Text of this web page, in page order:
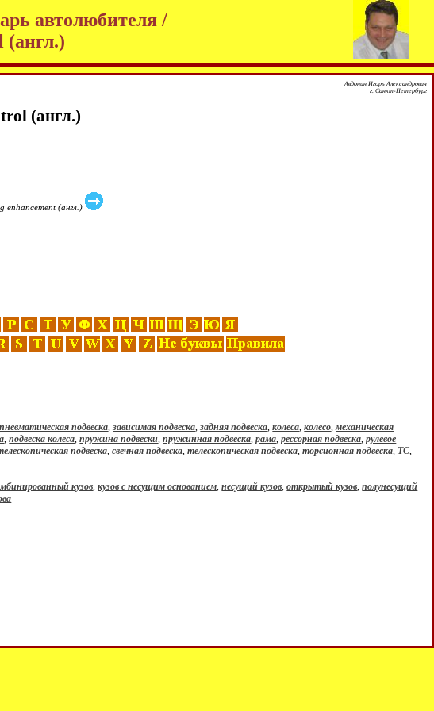
автолюбителя /
(англ.)
Авдонин Игорь Александрович
г. Санкт-Петербург
(англ.)
(англ.)
подвеска,зависимая подвеска,задняя подвеска,колеса,колесо,механическая
,подвеска колеса,пружина подвески,пружинная подвеска,рама,рессорная подвеска,рулевое
подвеска,свечная подвеска,телескопическая подвеска,торсионная подвеска, ТС,
кузов,кузов с несущим основанием,несущий кузов,открытый кузов,полунесущий